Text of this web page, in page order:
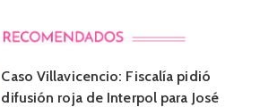
Caso Villavicencio: Fiscalía pidió
difusión roja de Interpol para José